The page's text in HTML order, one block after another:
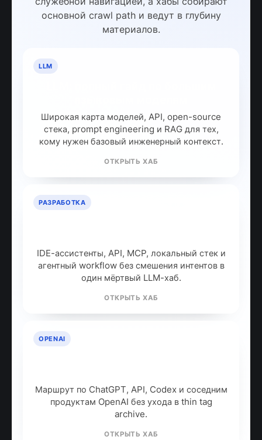
основной crawl path и ведут в глубину
материалов.
LLM
Широкая карта моделей, API, open-source
стека, prompt engineering и RAG для тех,
кому нужен базовый инженерный контекст.
ОТКРЫТЬ ХАБ
РАЗРАБОТКА
IDE-ассистенты, API, MCP, локальный стек и
агентный workflow без смешения интентов в
один мёртвый LLM-хаб.
ОТКРЫТЬ ХАБ
OPENAI
Маршрут по ChatGPT, API, Codex и соседним
продуктам OpenAI без ухода в thin tag
archive.
ОТКРЫТЬ ХАБ